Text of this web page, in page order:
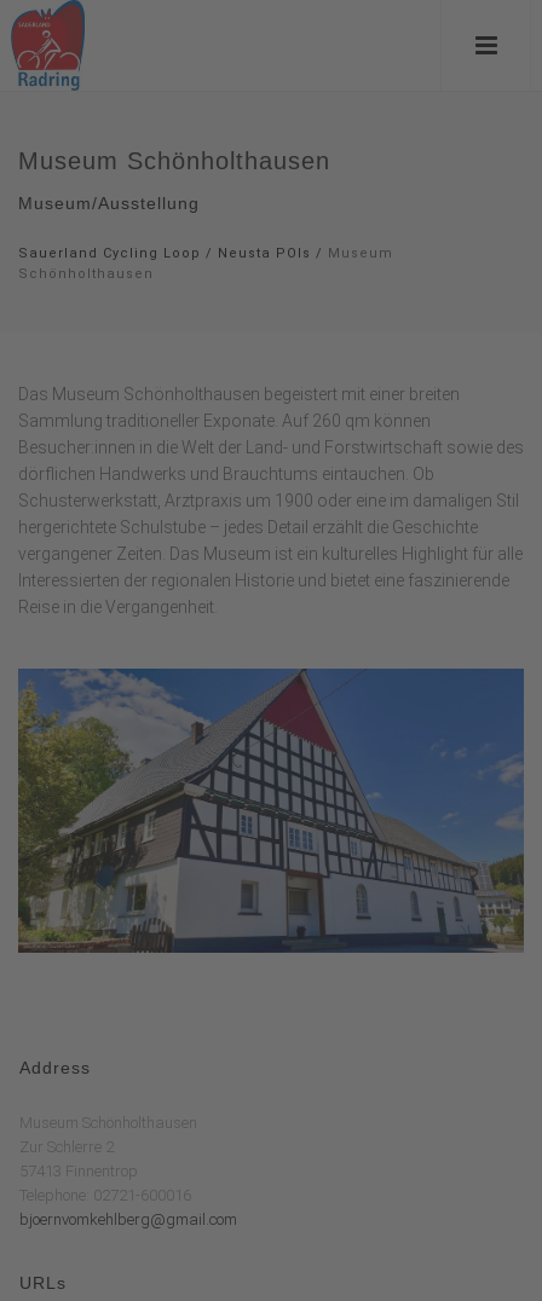
Museum Schönholthausen
Museum/Ausstellung
Sauerland Cycling Loop / Neusta POIs / Museum
Schönholthausen
Das Museum Schönholthausen begeistert mit einer breiten
Sammlung traditioneller Exponate. Auf 260 qm können
Besucher:innen in die Welt der Land- und Forstwirtschaft sowie des
dörflichen Handwerks und Brauchtums eintauchen. Ob
Schusterwerkstatt, Arztpraxis um 1900 oder eine im damaligen Stil
hergerichtete Schulstube – jedes Detail erzählt die Geschichte
vergangener Zeiten. Das Museum ist ein kulturelles Highlight für alle
Interessierten der regionalen Historie und bietet eine faszinierende
Reise in die Vergangenheit.
Address
Museum Schönholthausen
Zur Schlerre 2
57413 Finnentrop
Telephone: 02721-600016
bjoernvomkehlberg@gmail.com
URLs